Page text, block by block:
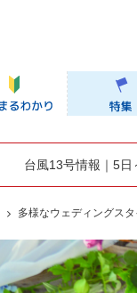
台風13号情報｜5
多様なウェディングス